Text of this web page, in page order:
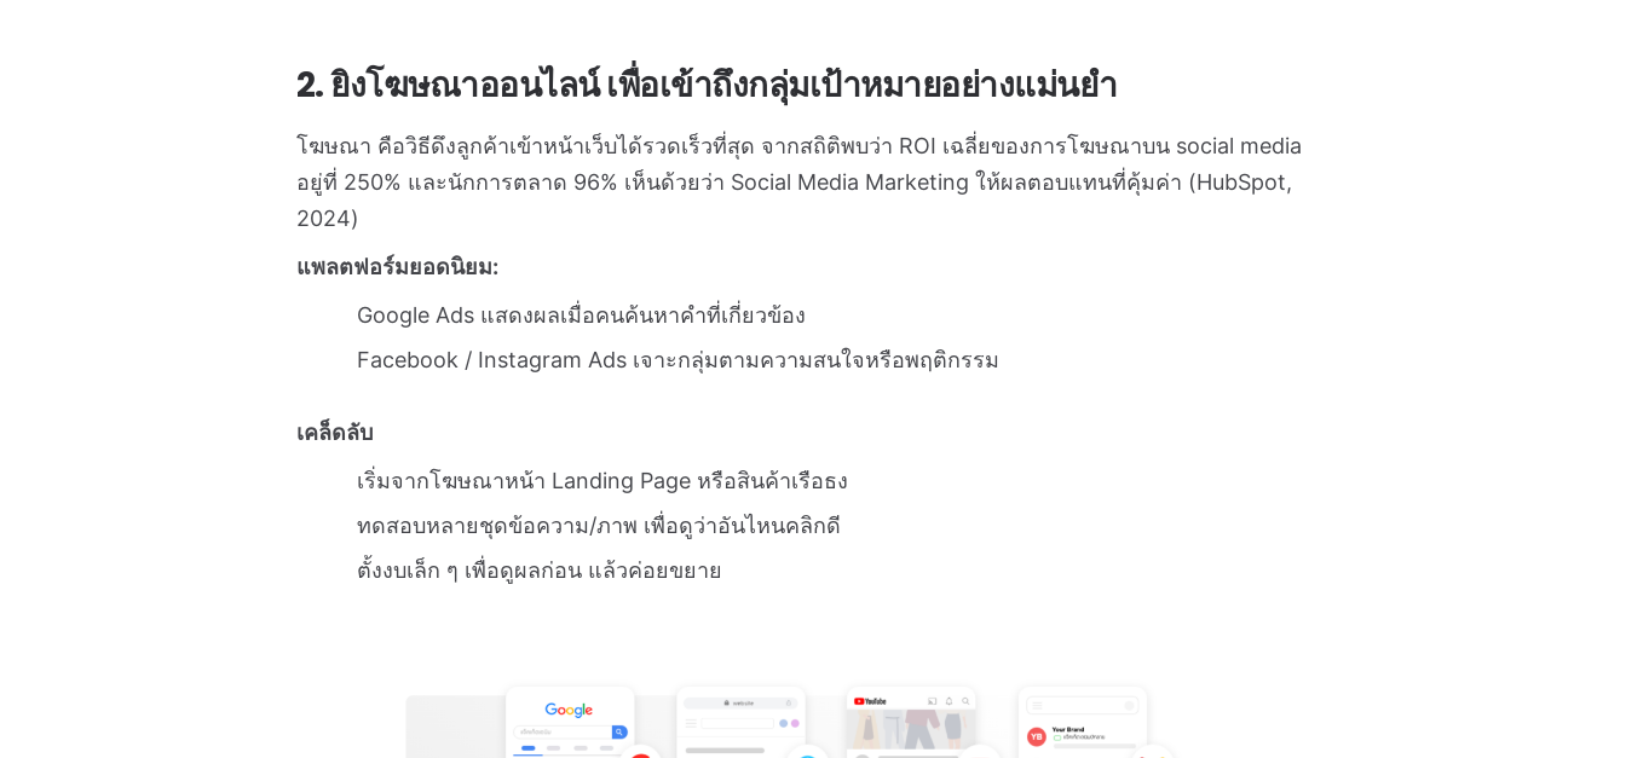
2. ยิงโฆษณาออนไลน์ เพื่อเข้าถึงกลุ่มเป้าหมายอย่างแม่นยำ
โฆษณา คือวิธีดึงลูกค้าเข้าหน้าเว็บได้รวดเร็วที่สุด จากสถิติพบว่า ROI เฉลี่ยของการโฆษณาบน social media
อยู่ที่ 250% และนักการตลาด 96% เห็นด้วยว่า Social Media Marketing ให้ผลตอบแทนที่คุ้มค่า (HubSpot,
2024)
แพลตฟอร์มยอดนิยม:
Google Ads แสดงผลเมื่อคนค้นหาคำที่เกี่ยวข้อง
Facebook / Instagram Ads เจาะกลุ่มตามความสนใจหรือพฤติกรรม
เคล็ดลับ
เริ่มจากโฆษณาหน้า Landing Page หรือสินค้าเรือธง
ทดสอบหลายชุดข้อความ/ภาพ เพื่อดูว่าอันไหนคลิกดี
ตั้งงบเล็ก ๆ เพื่อดูผลก่อน แล้วค่อยขยาย